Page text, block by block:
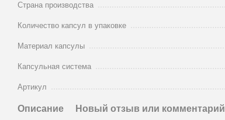
Страна производства
Количество капсул в упаковке
Материал капсулы
Капсульная система
Артикул
Описание Новый отзыв или комментарий